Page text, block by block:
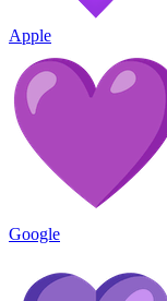
Apple
Google